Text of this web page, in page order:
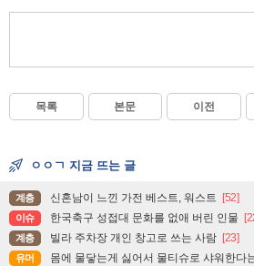
목록 본문 이전
ㅇㅇㄱ 지금 뜨는 글
계층 신혼남이 느낀 가전 베스트, 워스트 [52]
이슈 한국축구 성접대 문화를 없애 버린 인물
계층 빌라 주차장 개인 창고로 쓰는 사람 [23]
유머 몸에 물닿는게 싫어서 물티슈로 샤워한다